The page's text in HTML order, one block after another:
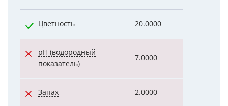
Цветность 20.0000
pH (водородный
показатель)
7.0000
Запах 2.0000